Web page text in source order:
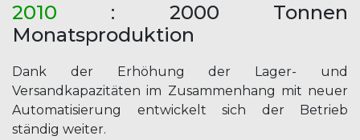
2010 : 2000 Tonnen
Monatsproduktion
Dank der Erhöhung der Lager- und
Versandkapazitäten im Zusammenhang mit neuer
Automatisierung entwickelt sich der Betrieb
ständig weiter.